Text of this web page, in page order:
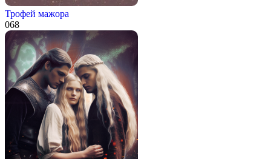
Трофей мажора
068